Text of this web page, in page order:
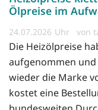
Ölpreise im
24.07.2026 von
Die Heizölpreise
aufgenommen
wieder die Marke
kostet eine